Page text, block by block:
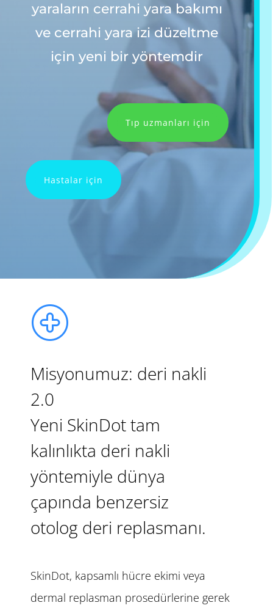
yaraların cerrahi yara bakımı
ve cerrahi yara izi düzeltme
için yeni bir yöntemdir
Tıp uzmanları için
Hastalar için
Misyonumuz: deri nakli
2.0
Yeni SkinDot tam
kalınlıkta deri nakli
yöntemiyle dünya
çapında benzersiz
otolog deri replasmanı.
SkinDot, kapsamlı hücre ekimi veya
dermal replasman prosedürlerine gerek